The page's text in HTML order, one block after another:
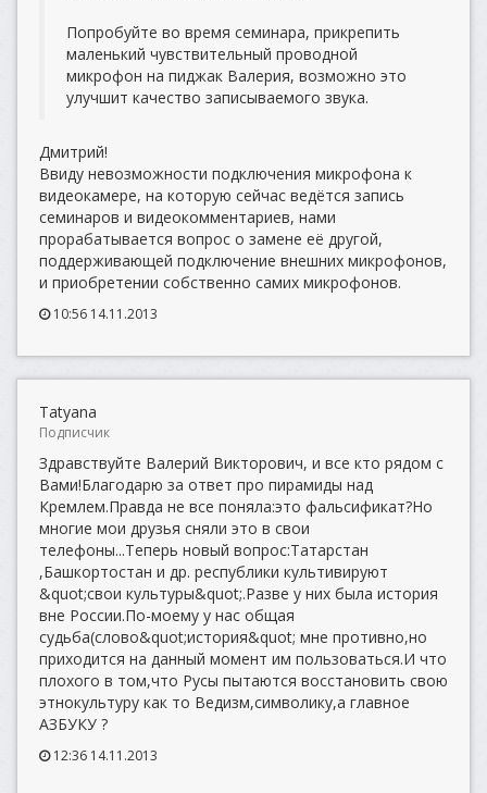
Попробуйте во время семинара, прикрепить
маленький чувствительный проводной
микрофон на пиджак Валерия, возможно это
улучшит качество записываемого звука.
Дмитрий!
Ввиду невозможности подключения микрофона к
видеокамере, на которую сейчас ведётся запись
семинаров и видеокомментариев, нами
прорабатывается вопрос о замене её другой,
поддерживающей подключение внешних микрофонов,
и приобретении собственно самих микрофонов.
10:56 14.11.2013
Tatyana
Подписчик
Здравствуйте Валерий Викторович, и все кто рядом с
Вами!Благодарю за ответ про пирамиды над
Кремлем.Правда не все поняла:это фальсификат?Но
многие мои друзья сняли это в свои
телефоны...Теперь новый вопрос:Татарстан
,Башкортостан и др. республики культивируют
&quot;свои культуры&quot;.Разве у них была история
вне России.По-моему у нас общая
судьба(слово&quot;история&quot; мне противно,но
приходится на данный момент им пользоваться.И что
плохого в том,что Русы пытаются восстановить свою
этнокультуру как то Ведизм,символику,а главное
АЗБУКУ ?
12:36 14.11.2013